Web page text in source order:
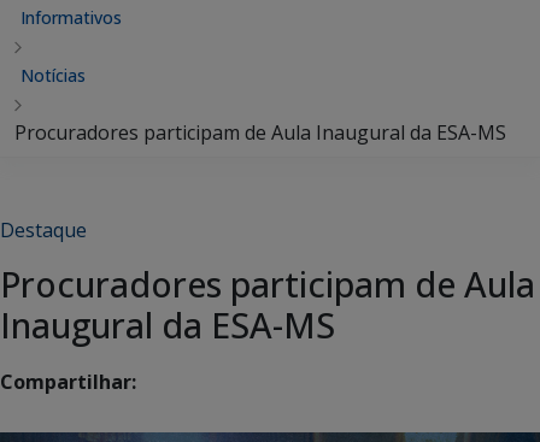
Informativos
Notícias
Procuradores participam de Aula Inaugural da ESA-MS
Destaque
Procuradores participam de Aula
Inaugural da ESA-MS
Compartilhar: